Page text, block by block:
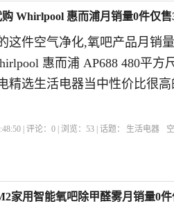
Whirlpool 惠而浦月销量0件仅售
这件空气净化,氧吧产品月销
惠而浦 AP688 480平方
精选生活电器当中性价比很
| 评论：0 | 浏览：53 | 话题： 生活电器
家用智能氧吧除甲醛雾月销量0件